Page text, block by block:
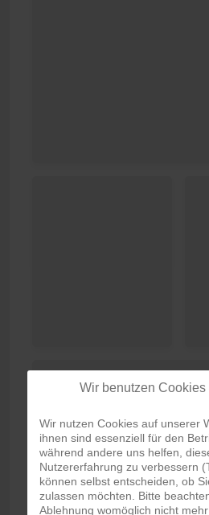
Wir benutzen Cookies
Wir nutzen Cookies auf unserer
ihnen sind essenziell für den
während andere uns helfen,
Nutzererfahrung zu verbessern
können selbst entscheiden, ob
zulassen möchten. Bitte
Ablehnung womöglich nicht